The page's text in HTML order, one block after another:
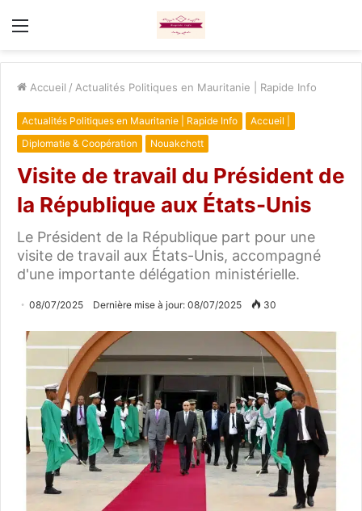
Menu
Accueil / Actualités Politiques en Mauritanie | Rapide Info
Actualités Politiques en Mauritanie | Rapide Info
Accueil |
Diplomatie & Coopération
Nouakchott
Visite de travail du Président de
la République aux États-Unis
Le Président de la République part pour une
visite de travail aux États-Unis, accompagné
d'une importante délégation ministérielle.
08/07/2025 Dernière mise à jour: 08/07/2025 30